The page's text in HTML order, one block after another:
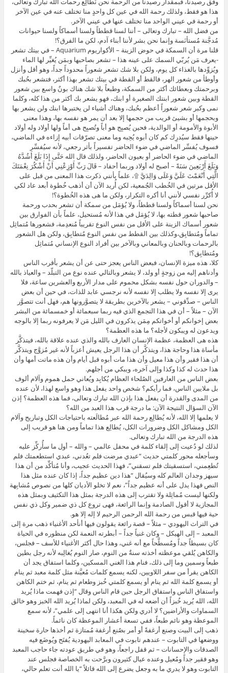
هذا هو فقط، ولذلك رحمة الله في عين كل واحدٍ منا تختلف عنه في عين الآخر
أو رحمة في عيني الواحد منا تختلف عنها في عيني الآخر.
من فضل الله – تبارك وتعالى – أننا لسنا قططاً ولسنا أسماكاً ولسنا حيوانات
مُدجَّنة مُستأنَسة وإنما نحن بشر لأننا أبناء آدم، لكن ما الفرق؟!
قلنا مرة أن السمكة في حوض الزينة – الأكواريوم Aquarium – في بيتك تشعر
-يعرف مَن يُربّي السمك على عينه هذا – تشعر بصاحبها وبمَن يُغيِّر لها الماء
ويُزوِّدها بالغذاء كل يوم، ولكن بلا شك تشعر شعوراً محدوداً جداً، وهو أقل وأنزل
وأوطأ من شعور الهر، فالقط أو القطة في بيتك تشعر بهذا أكثر، فتشعر بحُبك
وبرحمتك وبعطائك أكثر من السمكة، وطبعاً بلا شك هناك بونٌ واسع بين شعور
القطة وبين شعور ابنتك الصغيرة أو ابنك، فهو يشعر بك أكثر من هذا كله، وكلما
نمى وكبر شعر شعوراً أعظم بحُبك، وهناك أشياء لن يختبرها ابنك ولن يشعر بها
وبحجمها أو بشيئ قريب من حجمها إلا بعد أن يمر هو نفسه بها، وهذا معنى
الأبوة والأمومة أو الوالدية، فحين يُصبِح هو أباً وتُصبِح هى أماً ولها أولاد وله أولاد
حينها فقط سيُدرِك كم كان أبوه يُحِبه وما معنى تصرّفات أبيه إزاءه في الماضي،
فسوف يُفسِّر الماضي في ضوء الحاضر تفسيراً بأثر رجعي، لأنه سيُفسِّر
الماضي في ضوء الحاضر أو بعيون الحاضر، ولذلك قال الله حَتَّى إِذَا بَلَغَ أَشُدَّهُ
وَبَلَغَ أَرْبَعِينَ سَنَةً – أصبح له أولاد وربما أحفاد – قَالَ رَبِّ أَوْزِعْنِي أَنْ أَشْكُرَ نِعْمَتَكَ
الَّتِي أَنْعَمْتَ عَلَيَّ وَعَلَى وَالِدَيَّ ۩، علماً بأنني ذكرت هذا المعنى من قبل على
الأقل مرتين في الخُطب الجُمعية، لكن أُريد الآن أن أذهب خُطوة أبعد عاد لكي
لا أُكرِّر نفسي لأنني أنا أكره التكرار، ولكن ما هى هذه الخُطوة؟!
نحن لسنا أسماكاً ولسنا قططاً، ولا يُؤمَل من سمكة أن تشعر بحدب ورحمة
صاحبها شعور قطته بها، لا يُؤمَل في هذا لأنه مُستحيل، علماً بأن الفوارق بين
شعور أسماك الزينة على الأقل من نفس النوع تقريباً مُنعدِمة، فشعورها مُتماثِل
تماماً ومُتطابِق،وكذلك بين القطط من نفس النوع مُتطابِق، ولكن هل الشعور
بالرحمات وبالحنان وبالمعاني وبالآخر بين أفراد النوع الإنساني مُتماثِل
ومُتطابِق؟!
كلا، هذه ميزة الإنسان، فبعض الناس يعجز حتى عن أن يشعر بأقرب الناس
وأدناهم إليه من زوجةٍ أو ولد، لا يشعر وبالتالي عنده نوع من التبلّد – والعياذ بالله
– والدوران حول نفسه بشكل محموم على مدار الأربع والعشرين ساعة، فلا
يرى إلا نفسه ولا يطلب إلا نفسه لأنه نرجسي عابد للذات، في حين أن بعض
الناس – صدِّقوني – يشعر بالآخرين بطريقة لا يتصوَّرونها هم، فهل أنت تتصوَّر
الآن – مثلاً – أن في هذا التجمع الذي فيه ربما سبعمائة أو خمسمائة من البشر
بعض إخوانكم أو أخواتكم مِمَن يذكرون في الليل مَن لا يعرفونه ربما إلا بالوجه
ويدعون له ويبكون لأجله؟ ما هذه العظمة؟
هذه هى العظمة، عظمة الإنسان العارف بالله والذي عنده علاقة بالله، فيتذكَّر
مأساة هذا وحاجة هذا، ويتذكَّر أن هذا الرجل يعيش أعزباً لأنه غير مُزوَّج ويتذكَّر
أن هذا فقير وأن هذا معيل وأن هذا مات أبوه قبل أيام وأن هذه ماتت أمها وأن
هذا حدث له كذا وكذا وإلى آخره، ويبكي من أجلهم.
بعض الناس من العارفين الصُلحاء العظام يُكابِد ويُعاني حمل هموم وآلام ألوف
بل ملايين الناس، فما رأيكم؟ شخص واحد يفعل هذا وهو واسع لهذا، لأن عنده
من المدى والقدرة أن يفعل هذا بإذن الله تبارك وتعالى، فما هذه العظمة؟ إذن
الآن السؤال النتيجة الآن: ما درجة قرب هذا العبد من الله؟
لا يعلمها إلا الله، لأنه يُطالِع رحمة الله عبر مُطالَعته باحتياجات الكل وتباريح وآلام
الكل ومشاكل الكل وضرورات الكل، يُطالِع هذا تماماً ومن هنا هو قريب إلى
هذه الدرجة من الله تبارك وتعالى.
لذلك لو دُعيت إلى إلقاء كلمة في محفل عالمي – والله – أول ما سأُركِّز عليه
وسأجعله محور كلمتي حديث “عبدي مرضت فلم تعُدني، عبدي استطعمتك فلم
تُطعِمني، استسقيتك فلم تسقني”، فهذا الحديث عجيب، وأنا مُتأكِّد من أن هذا
سيهز وجدان العالم كله وسيُقال “هذا دين عظيم جداً، إذا كان عنده مثل هذا
النص فهذا يدل على أنه عظيم جداً”، نعم لا تخلو الأديان كلها من نصوص مُشابِهة
ولكنها ليست مُماثِلة ولا تقترب إلى هذه الدرجة بمثل هذا التكثيف وبمثل هذه
المجازية لا أقول الصادمة وإنما الرائعة، فهى تروع كل ذي ضمير وكل ذي نفس
حية فيها قبس من رحمة الله الرحمن الرحيم لا إله إلا هو.
في التراث اليهودي – مثلاً – قصة رائعة يقولون فيها أنأحد الأغنياء ذهب مرة إلى
المعبد – إلى الهيكل – وكان غنياً جداً – أبطرته النعمة لكن منظوره في الحياة
كان بسيطاً جداً ومُسطَّحاً مع أنه غني، وهذا حال أكثر الأغنياء للأسف – فجلس،
والكاهن يُلقي موعظته أخذته سنةٌ من النوم، صار النوم يُغالِبه لأنه رجل بطين
طبعاً وسمين وما إلى ذلك، فنام هذا الغني المسكين، وكلما استفاق يجد أن
الكاهن يقرأ من سفر اللاويين، لكنه يسمع كلمات مُعيَّنة مثل كلمة معبد ثم ينام
أو يسمع كلمة الله ثم ينام أو يسمع كلمتي خُبز وطعام ثم ينام، ثم ختم الكاهن
واستفاق الناس واستفاق الرجل حين قام الناس وقال “إذن فهمت ماذا يُريد
الله، الله يُريد خُبزاً أن أضعه له في المعبد، ولكن لماذا يُريد الله الخبز وهو خالق
السماوات والأراضين؟ لا أدري ولكن هكذا أنا انتهى إلى علمي”، لأنه سمع
الموعظة وهو نائم طبعاً، ففي تسعة أعشار الموعظة كان نائماً.
ذهب إلى البيت وصنع أرغفةً أو أمر بصُنع أرغفة مُمتازة ثم أخذها حارة سخينة
ووضعها في التابوت – عندهم تابوت في المعابد اليهودية يُفتَح ويُوضَع فيه
الصدقات والإحسانات – ثم قفل راجعاً، وهو في طريق عودته جاء حاجب المعبد
وهو فقير جداً ومُعيل وعنده عيال كثيرون وبرَّحت به الخصاصة فجلس عند
التابوت وهو لا يدري ما به وجعل يضرع إلى الله قائلاً “يا الله أنت تعلم حالي،